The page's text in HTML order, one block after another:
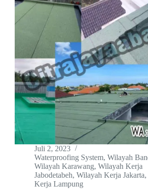
Juli 2, 2023
Waterproofing System, Wilayah
Wilayah Karawang, Wilayah Kerja
Jabodetabeh, Wilayah Kerja Jakarta,
Kerja Lampung